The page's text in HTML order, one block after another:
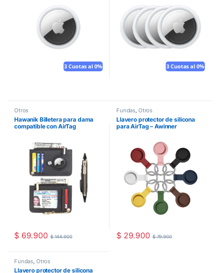
3 Cuotas al 0% 3 Cuotas al 0%
Otros
Hawanik Billetera para dama
compatible con AirTag
$69.900 $144.900
Fundas, Otros
Llavero protector de silicona
para AirTag – Awinner
$29.900 $79.900
Este producto tiene múltiples
Fundas, Otros
Llavero protector de silicona